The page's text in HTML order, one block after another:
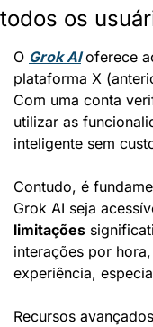
todos os
O Grok AI oferece
plataforma X
Com uma conta
utilizar as
inteligente sem
Contudo, é
limitações
interações por
experiência,
Recursos